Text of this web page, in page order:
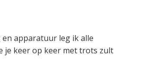
apparatuur leg ik alle
je keer op keer met trots zult